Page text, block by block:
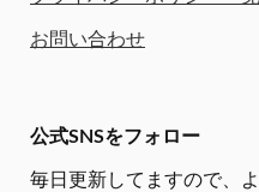
お問い合わせ
公式SNSをフォロー
毎日更新してますので、